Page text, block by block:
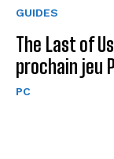
GUIDES
The Last of
prochain jeu
PC